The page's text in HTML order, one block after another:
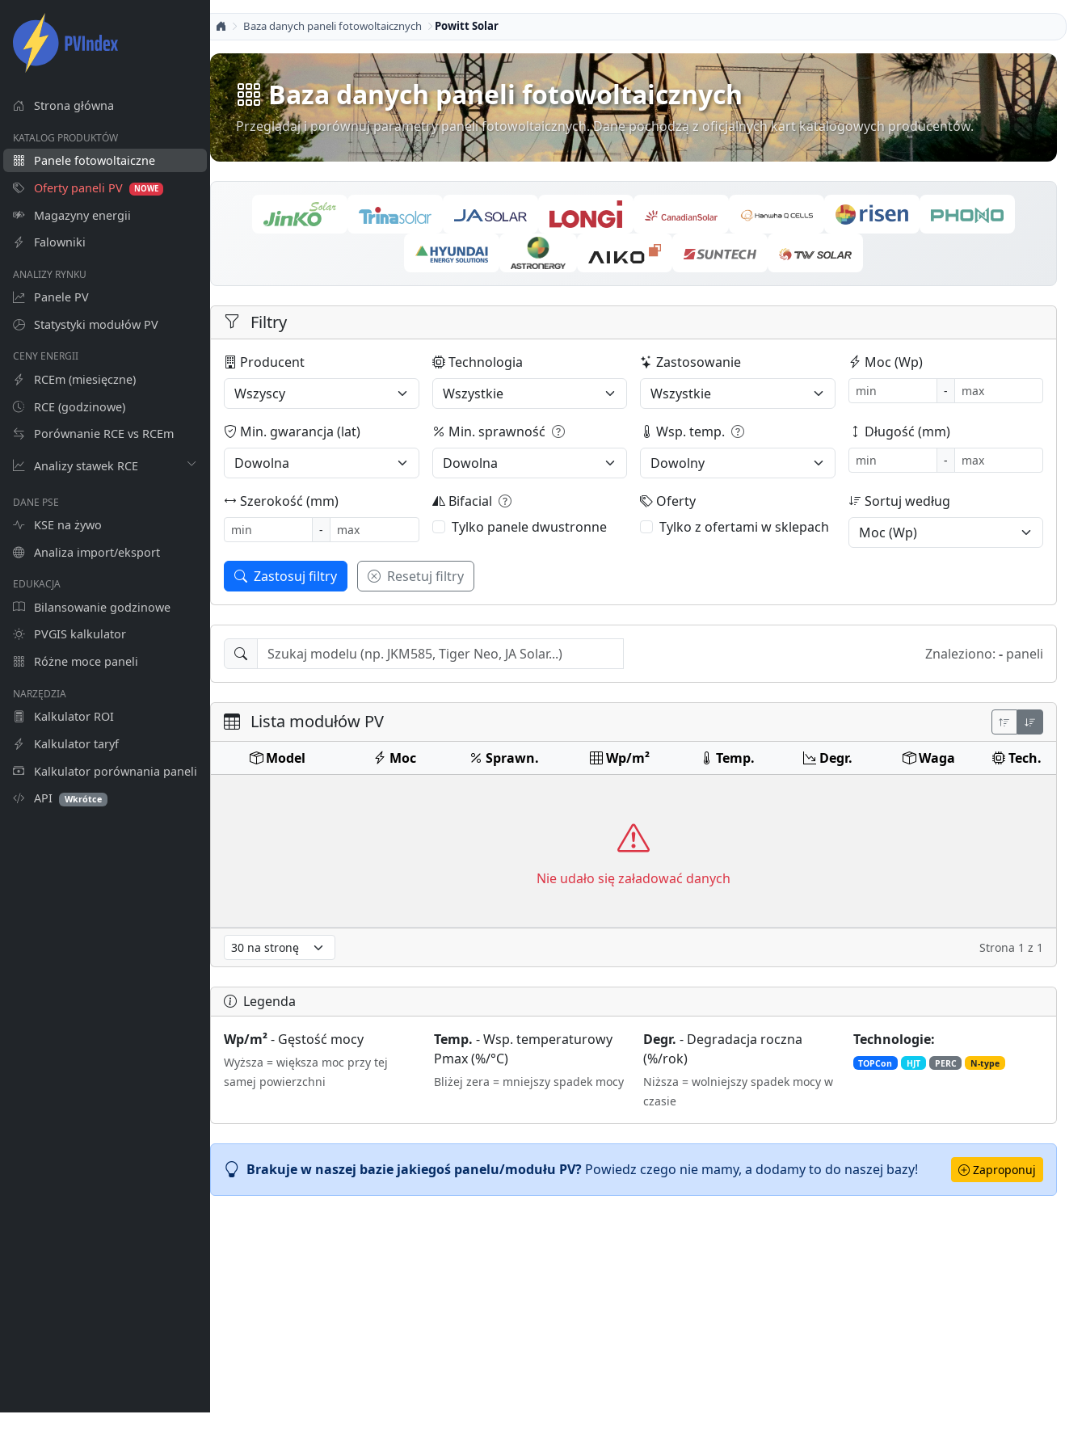
Strona główna
KATALOG PRODUKTÓW
Panele fotowoltaiczne
Oferty paneli PV
NOWE
Magazyny energii
Falowniki
ANALIZY RYNKU
Panele PV
Statystyki modułów PV
CENY ENERGII
RCEm (miesięczne)
RCE (godzinowe)
Porównanie RCE vs RCEm
Analizy stawek RCE
DANE PSE
KSE na żywo
Analiza import/eksport
EDUKACJA
Bilansowanie godzinowe
PVGIS kalkulator
Różne moce paneli
NARZĘDZIA
Kalkulator ROI
Kalkulator taryf
Kalkulator porównania paneli
API
Wkrótce
Baza danych paneli fotowoltaicznych Powitt Solar
Baza danych paneli fotowoltaicznych
Przeglądaj i porównuj parametry paneli fotowoltaicznych. Dane pochodzą z oficjalnych kart katalogowych producentów.
Filtry
Producent Technologia Zastosowanie Moc (Wp)
-
Min. gwarancja (lat) Min. sprawność Wsp. temp. Długość (mm)
-
Szerokość (mm)
-
Bifacial
Tylko panele dwustronne
Oferty
Tylko z ofertami w sklepach
Sortuj według
Zastosuj filtry Resetuj filtry
Znaleziono: - paneli
Lista modułów PV
Model Moc Sprawn. Wp/m² Temp. Degr. Waga Tech.
Nie udało się załadować danych
Strona 1 z 1
Legenda
Wp/m²- Gęstość mocy
Wyższa = większa moc przy tej
samej powierzchni
Temp. - Wsp. temperaturowy
Pmax (%/°C)
Bliżej zera = mniejszy spadek mocy
Degr. - Degradacja roczna
(%/rok)
Niższa = wolniejszy spadek mocy w
czasie
Technologie:
TOPCon HJT PERC N-type
Brakuje w naszej bazie jakiegoś panelu/modułu PV? Powiedz czego nie mamy, a dodamy to do naszej bazy! Zaproponuj